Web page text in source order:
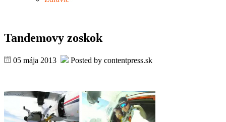
Tandemovy zoskok
05 mája 2013 Posted by contentpress.sk